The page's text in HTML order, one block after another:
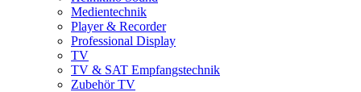
Medientechnik
Player & Recorder
Professional Display
TV
TV & SAT Empfangstechnik
Zubehör TV